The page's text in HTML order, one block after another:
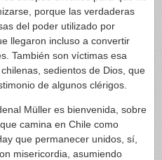
porque las verdaderas
del poder utilizado por
llegaron incluso a convertir
También son víctimas esa
sedientos de Dios, que
de algunos clérigos.
Müller es bienvenida, sobre
camina en Chile como
que permanecer unidos, sí,
misericordia, asumiendo